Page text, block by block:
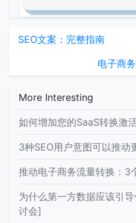
SEO文案：完整指南
电子商
More Interesting
如何增加您的SaaS转换激
3种SEO用户意图可以推动
推动电子商务流量转换：3
为什么第一方数据应该引
讨会]